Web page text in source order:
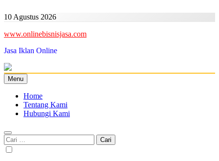
to
10 Agustus 2026
www.onlinebisnisjasa.com
Jasa Iklan Online
Menu
Home
Tentang Kami
Hubungi Kami
Cari
untuk: